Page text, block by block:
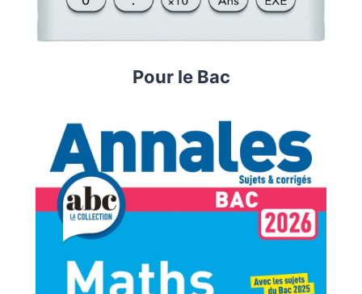
Pour le Bac